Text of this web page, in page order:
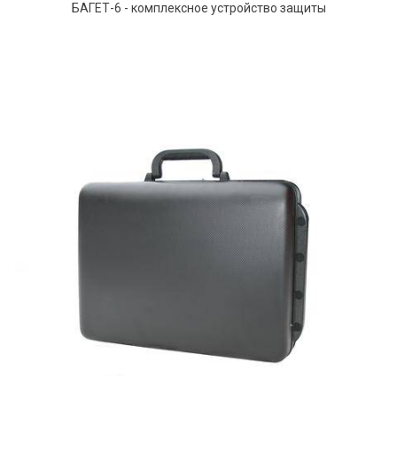
БАГЕТ-6 - комплексное устройство защиты